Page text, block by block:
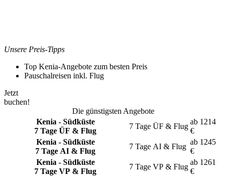
Unsere Preis-Tipps
Top Kenia-Angebote zum besten Preis
Pauschalreisen inkl. Flug
Jetzt
buchen!
Die günstigsten Angebote
Kenia - Südküste
7 Tage ÜF & Flug
7 Tage ÜF & Flug
ab 1214
€
Kenia - Südküste
7 Tage AI & Flug
7 Tage AI & Flug
ab 1245
€
Kenia - Südküste
7 Tage VP & Flug
7 Tage VP & Flug
ab 1261
€